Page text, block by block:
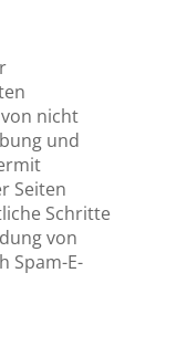
nicht
und
Seiten
Schritte
von
Spam-E-